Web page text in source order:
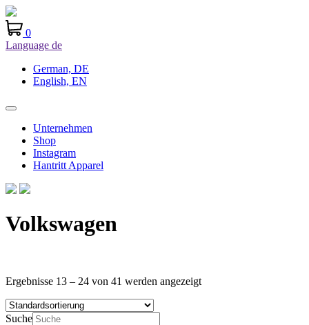
0
Language de
German, DE
English, EN
Unternehmen
Shop
Instagram
Hantritt Apparel
Volkswagen
Ergebnisse 13 – 24 von 41 werden angezeigt
Suche